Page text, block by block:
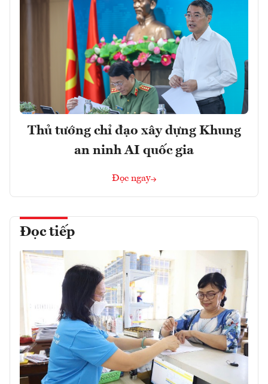
Thủ tướng chỉ đạo xây dựng Khung
an ninh AI quốc gia
Đọc ngay
Đọc tiếp